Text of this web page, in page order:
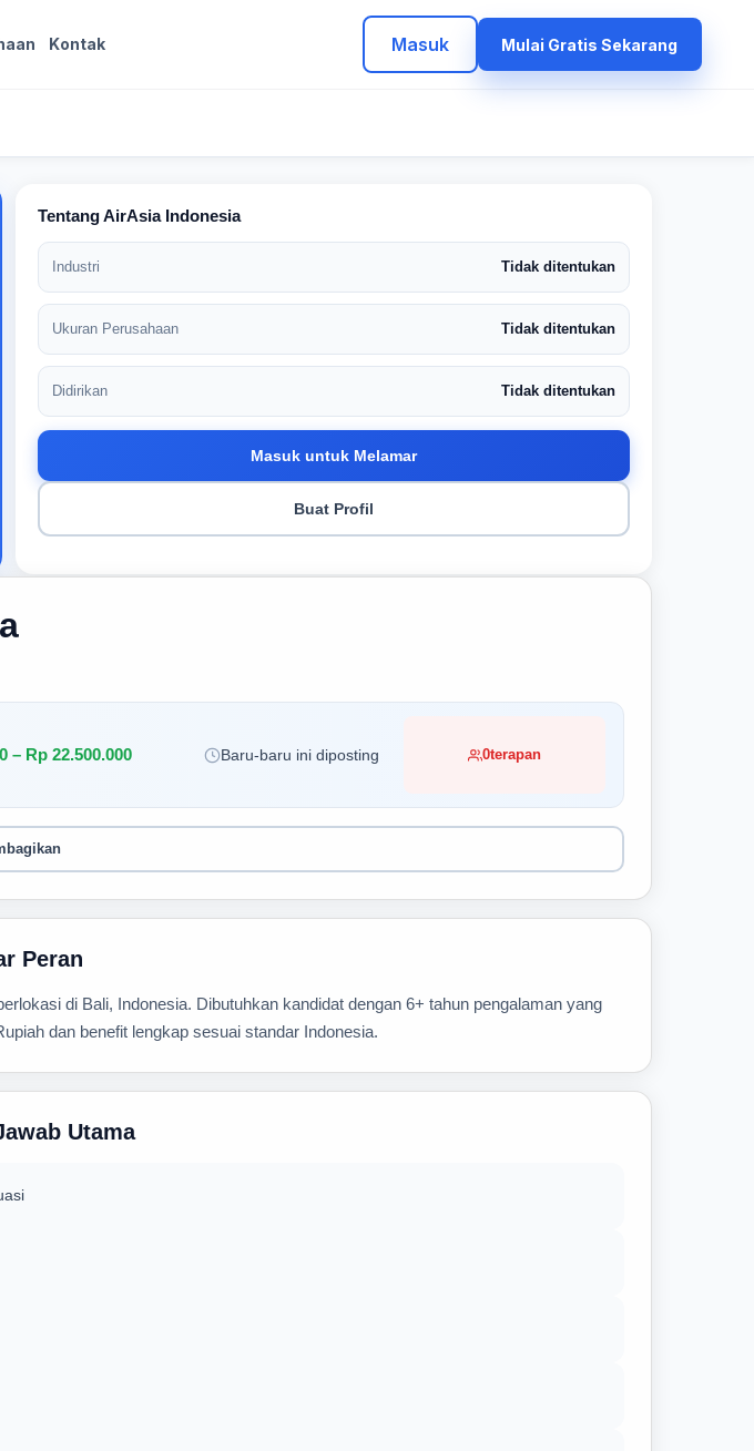
Kontak Masuk Mulai Gratis Sekarang
– Rp 22.500.000 Baru-baru ini diposting 0terapan
Peran
di Bali, Indonesia. Dibutuhkan kandidat dengan 6+ tahun pengalaman yang
dan benefit lengkap sesuai standar Indonesia.
Utama
Tentang AirAsia Indonesia
Industri Tidak ditentukan
Ukuran Perusahaan Tidak ditentukan
Didirikan Tidak ditentukan
Masuk untuk Melamar
Buat Profil